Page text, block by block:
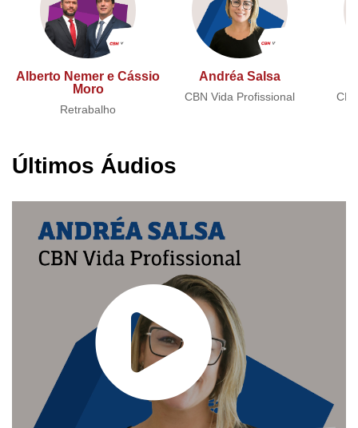
Alberto Nemer e Cássio
Moro
Retrabalho
Andréa Salsa
CBN Vida Profissional
Últimos Áudios